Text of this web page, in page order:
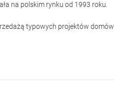
na polskim rynku od 1993 roku.
typowych projektów